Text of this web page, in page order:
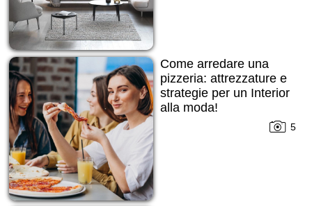
Come arredare una
pizzeria: attrezzature e
strategie per un Interior
alla moda!
5